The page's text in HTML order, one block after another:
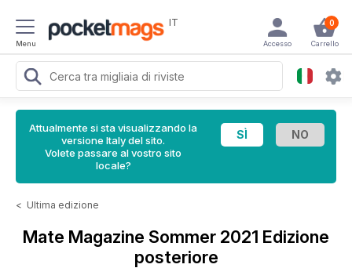
Menu
IT 0
Carrello
Accesso
Attualmente si sta visualizzando la
versione Italy del sito.
Volete passare al vostro sito
locale?
< Ultima edizione
Mate Magazine Sommer 2021 Edizione
posteriore